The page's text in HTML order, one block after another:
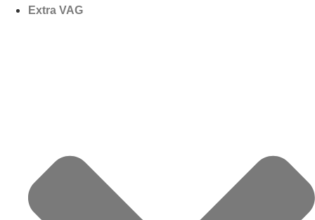
Extra VAG